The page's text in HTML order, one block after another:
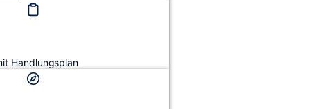
Handlungsplan